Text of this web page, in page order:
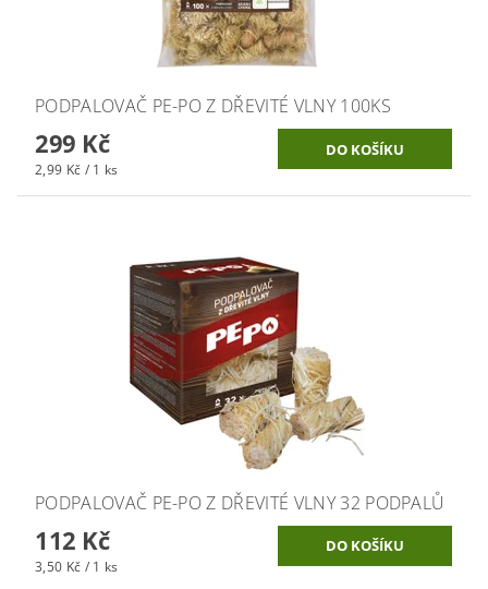
PODPALOVAČ PE-PO Z DŘEVITÉ VLNY 100KS
299 Kč
2,99 Kč / 1 ks
PODPALOVAČ PE-PO Z DŘEVITÉ VLNY 32 PODPALŮ
112 Kč
3,50 Kč / 1 ks